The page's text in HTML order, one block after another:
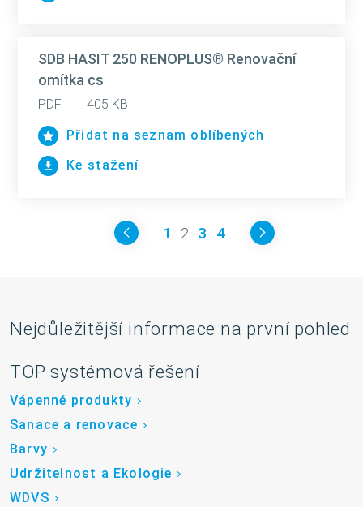
SDB HASIT 250 RENOPLUS® Renovační
omítka cs
PDF
405 KB
Přidat na seznam oblíbených
Ke stažení
1 2 3 4
Nejdůležitější informace na první pohled
TOP systémová řešení
Vápenné produkty
Sanace a renovace
Barvy
Udržitelnost a Ekologie
WDVS